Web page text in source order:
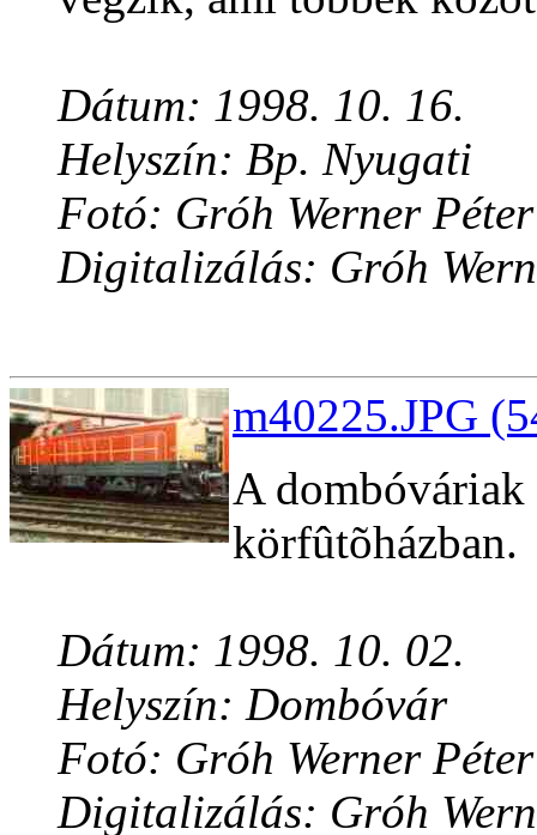
Dátum: 1998. 10. 16.
Helyszín: Bp. Nyugati
Fotó: Gróh Werner Péter
Digitalizálás: Gróh
m40225.JPG
A dombóváriak
körfûtõházban.
Dátum: 1998. 10. 02.
Helyszín: Dombóvár
Fotó: Gróh Werner Péter
Digitalizálás: Gróh